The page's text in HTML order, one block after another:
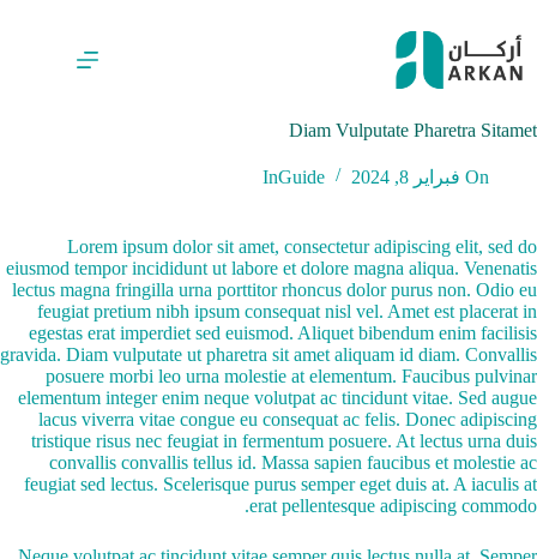
إلى
المحتوى
Diam Vulputate Pharetra Sitamet
On فبراير 8, 2024 InGuide
Lorem ipsum dolor sit amet, consectetur adipiscing elit, sed do
eiusmod tempor incididunt ut labore et dolore magna aliqua. Venenatis
lectus magna fringilla urna porttitor rhoncus dolor purus non. Odio eu
feugiat pretium nibh ipsum consequat nisl vel. Amet est placerat in
egestas erat imperdiet sed euismod. Aliquet bibendum enim facilisis
gravida. Diam vulputate ut pharetra sit amet aliquam id diam. Convallis
posuere morbi leo urna molestie at elementum. Faucibus pulvinar
elementum integer enim neque volutpat ac tincidunt vitae. Sed augue
lacus viverra vitae congue eu consequat ac felis. Donec adipiscing
tristique risus nec feugiat in fermentum posuere. At lectus urna duis
convallis convallis tellus id. Massa sapien faucibus et molestie ac
feugiat sed lectus. Scelerisque purus semper eget duis at. A iaculis at
erat pellentesque adipiscing commodo.